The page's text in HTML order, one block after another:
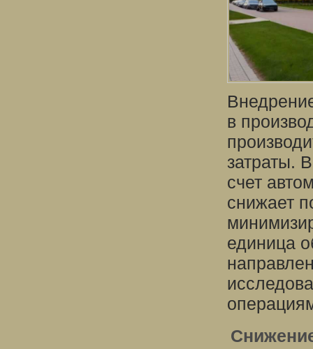
в
затраты.
счет
снижает
единица